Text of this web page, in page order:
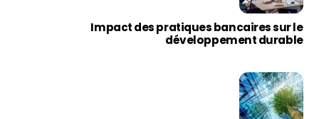
Impact des pratiques bancaires sur le
développement durable